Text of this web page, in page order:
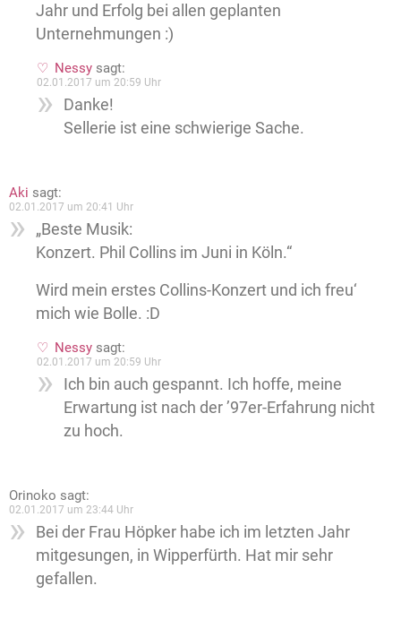
Jahr und Erfolg bei allen geplanten
Unternehmungen :)
Nessy sagt:
02.01.2017 um 20:59 Uhr
Danke!
Sellerie ist eine schwierige Sache.
Aki sagt:
02.01.2017 um 20:41 Uhr
„Beste Musik:
Konzert. Phil Collins im Juni in Köln.“
Wird mein erstes Collins-Konzert und ich freu‘
mich wie Bolle. :D
Nessy sagt:
02.01.2017 um 20:59 Uhr
Ich bin auch gespannt. Ich hoffe, meine
Erwartung ist nach der ’97er-Erfahrung nicht
zu hoch.
Orinoko sagt:
02.01.2017 um 23:44 Uhr
Bei der Frau Höpker habe ich im letzten Jahr
mitgesungen, in Wipperfürth. Hat mir sehr
gefallen.